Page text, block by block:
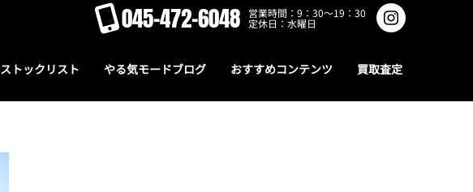
045-472-6048 営業時間：9：30～19：30
定休日：水曜日
ストックリスト やる気モードブログ おすすめコンテンツ 買取査定